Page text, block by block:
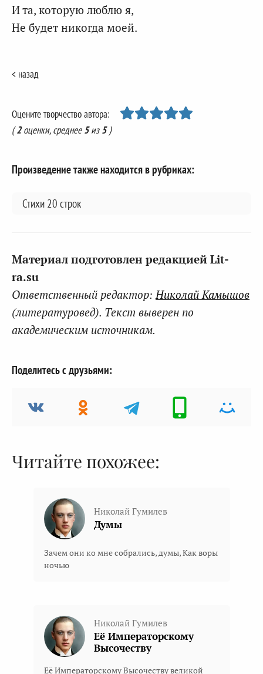
И та, которую люблю я,
Не будет никогда моей.
< назад
Оцените творчество автора:
(2оценки, среднее5из5)
Произведение также находится в рубриках:
Стихи 20 строк
Материал подготовлен редакцией Lit-
ra.su
Ответственный редактор:Николай Камышов
(литературовед). Текст выверен по
академическим источникам.
Поделитесь с друзьями:
Читайте похожее:
Николай Гумилев
Думы
Зачем они ко мне собрались, думы, Как воры
ночью
Николай Гумилев
Её Императорскому
Высочеству
Её Императорскому Высочеству великой